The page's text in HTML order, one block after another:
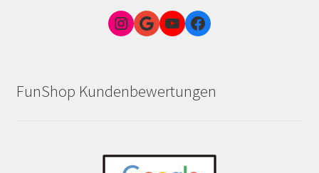
Instagram
Google Link zum FunShop WienYouTubeFacebook
FunShop Kundenbewertungen